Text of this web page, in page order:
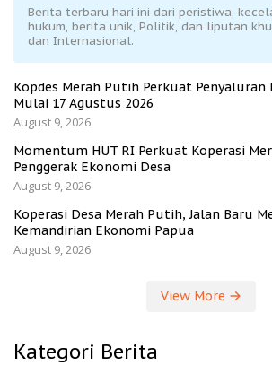
Berita terbaru hari ini dari peristiwa,
hukum, berita unik, Politik, dan liputan
dan Internasional.
Kopdes Merah Putih Perkuat Penyaluran
Mulai 17 Agustus 2026
August 9, 2026
Momentum HUT RI Perkuat Koperasi
Penggerak Ekonomi Desa
August 9, 2026
Koperasi Desa Merah Putih, Jalan Baru
Kemandirian Ekonomi Papua
August 9, 2026
View More
Kategori Berita